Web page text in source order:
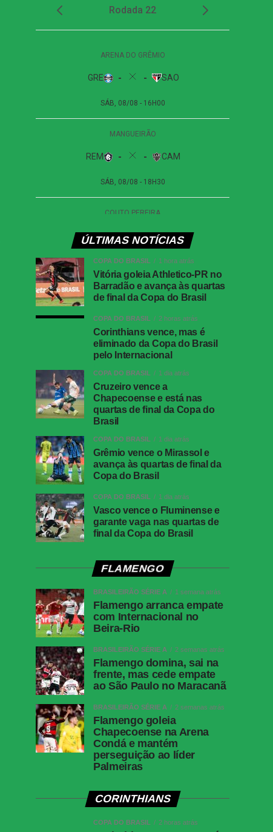
ÚLTIMAS NOTÍCIAS
COPA DO BRASIL 1 hora atrás
Vitória goleia Athletico-PR no
Barradão e avança às quartas
de final da Copa do Brasil
COPA DO BRASIL 2 horas atrás
Corinthians vence, mas é
eliminado da Copa do Brasil
pelo Internacional
COPA DO BRASIL 1 dia atrás
Cruzeiro vence a
Chapecoense e está nas
quartas de final da Copa do
Brasil
COPA DO BRASIL 1 dia atrás
Grêmio vence o Mirassol e
avança às quartas de final da
Copa do Brasil
COPA DO BRASIL 1 dia atrás
Vasco vence o Fluminense e
garante vaga nas quartas de
final da Copa do Brasil
FLAMENGO
BRASILEIRÃO SÉRIE A 1 semana atrás
Flamengo arranca empate
com Internacional no
Beira-Rio
BRASILEIRÃO SÉRIE A 2 semanas atrás
Flamengo domina, sai na
frente, mas cede empate
ao São Paulo no Maracanã
BRASILEIRÃO SÉRIE A 2 semanas atrás
Flamengo goleia
Chapecoense na Arena
Condá e mantém
perseguição ao líder
Palmeiras
CORINTHIANS
COPA DO BRASIL 2 horas atrás